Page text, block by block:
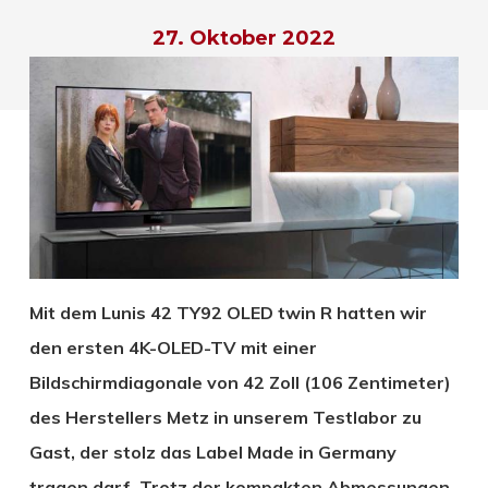
27. Oktober 2022
Mit dem Lunis 42 TY92 OLED twin R hatten wir
den ersten 4K-OLED-TV mit einer
Bildschirmdiagonale von 42 Zoll (106 Zentimeter)
des Herstellers Metz in unserem Testlabor zu
Gast, der stolz das Label Made in Germany